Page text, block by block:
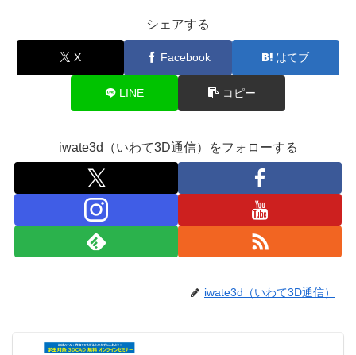
シェアする
X Facebook はてブ
LINE コピー
iwate3d（いわて3D通信）をフォローする
iwate3d（いわて3D通信）